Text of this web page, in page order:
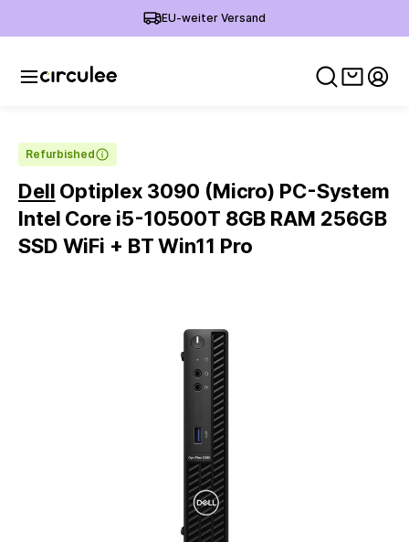
EU-weiter Versand
Refurbished
Dell Optiplex 3090 (Micro) PC-System
Intel Core i5-10500T 8GB RAM 256GB
SSD WiFi + BT Win11 Pro